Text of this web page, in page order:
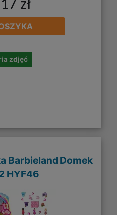
zł
zdjęć
Barbieland Domek
HYF46